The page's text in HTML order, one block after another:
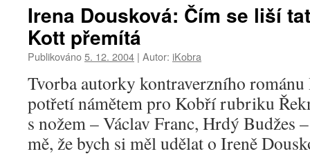
Irena Dousková: Čím se liší
Kott přemítá
Publikováno5. 12. 2004 | Autor: iKobra
Tvorba autorky kontraverzního románu
potřetí námětem pro Kobří rubriku
s nožem – Václav Franc, Hrdý Budžes
mě, že bych si měl udělat o Ireně